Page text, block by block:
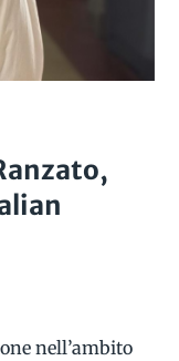
nell’ambito